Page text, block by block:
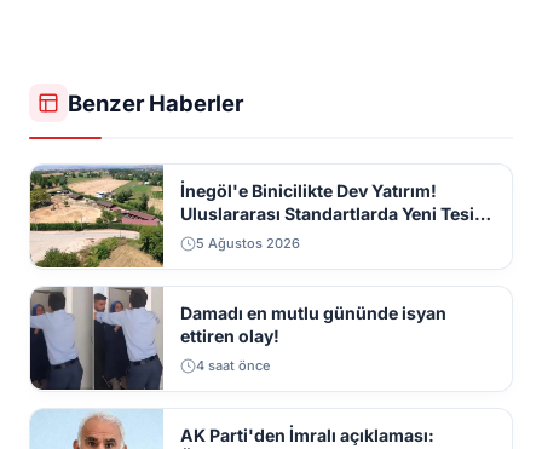
Benzer Haberler
İnegöl'e Binicilikte Dev Yatırım!
Uluslararası Standartlarda Yeni Tesis
Geliyor
5 Ağustos 2026
Damadı en mutlu gününde isyan
ettiren olay!
4 saat önce
AK Parti'den İmralı açıklaması: